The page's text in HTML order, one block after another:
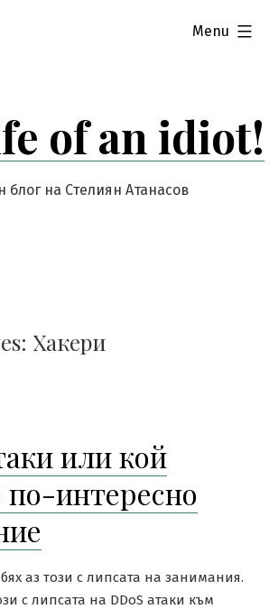
of an idiot!
блог на Стелиян Атанасов
Menu
expanded
Хакери
или кой
интересно
аз този с липсата на занимания.
с липсата на DDoS атаки към